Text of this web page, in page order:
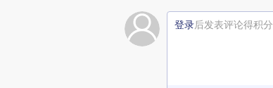
登录后发表评论得积分